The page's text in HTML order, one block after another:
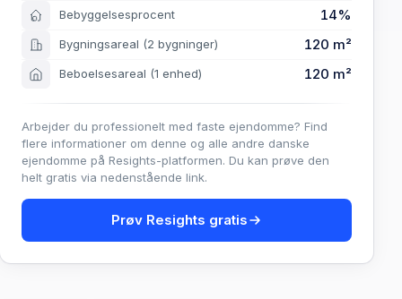
Bebyggelsesprocent 14%
Bygningsareal (2 bygninger) 120 m²
Beboelsesareal (1 enhed) 120 m²
Arbejder du professionelt med faste ejendomme? Find
flere informationer om denne og alle andre danske
ejendomme på Resights-platformen. Du kan prøve den
helt gratis via nedenstående link.
Prøv Resights gratis